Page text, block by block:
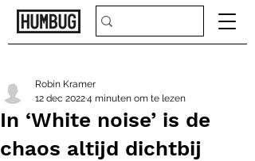
In ‘White noise’ is de
chaos altijd dichtbij
Robin Kramer
12 dec 20224 minuten om te lezen